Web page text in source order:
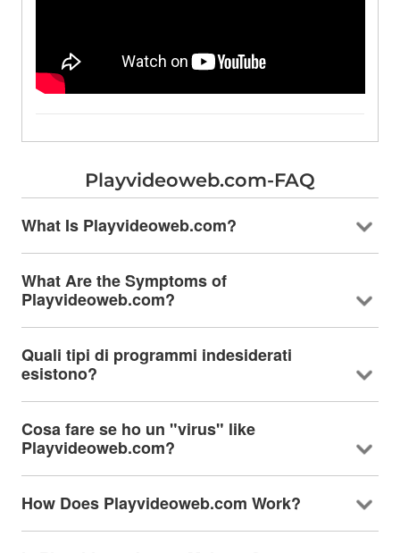
Playvideoweb.com-FAQ
What Is Playvideoweb.com?
What Are the Symptoms of
Playvideoweb.com?
Quali tipi di programmi indesiderati
esistono?
Cosa fare se ho un "virus" like
Playvideoweb.com?
How Does Playvideoweb.com Work?